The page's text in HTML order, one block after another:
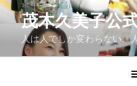
コ
ン
茂木久美子公
人は人でしか変わらない。